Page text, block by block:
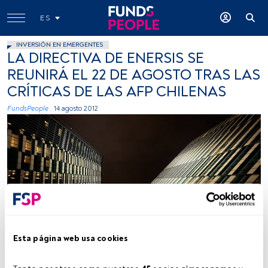
Esta página web usa cookies
ES
INVERSIÓN EN EMERGENTES
LA DIRECTIVA DE ENERSIS SE
REUNIRÁ EL 22 DE AGOSTO TRAS LAS
CRÍTICAS DE LAS AFP CHILENAS
FundsPeople . 14 agosto 2012
Tiempo lectura: